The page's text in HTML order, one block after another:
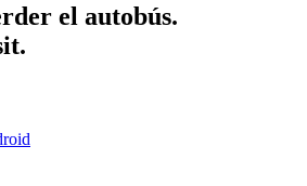
el autobús.